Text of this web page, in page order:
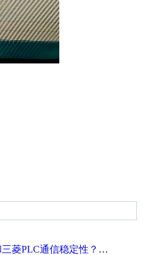
菱PLC通信稳定性？？？